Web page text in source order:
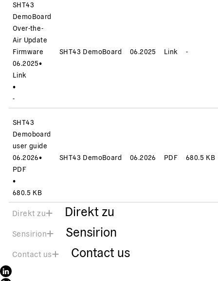
SHT43
DemoBoard
Over-the-
Air Update
Firmware
06.2025•
Link
•
-
SHT43 DemoBoard 06.2025 Link -
SHT43
Demoboard
user guide
06.2026•
PDF
•
680.5 KB
SHT43 DemoBoard 06.2026 PDF 680.5 KB
Direkt zu Direkt zu
Sensirion Sensirion
Contact us Contact us